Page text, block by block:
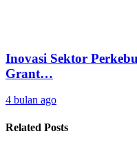
Inovasi Sektor
Grant…
4 bulan ago
Related Posts